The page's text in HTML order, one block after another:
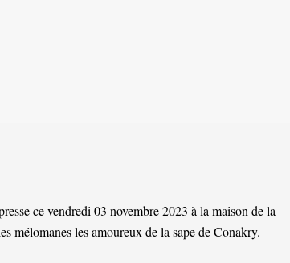
ce vendredi 03 novembre 2023 à la maison de la
mélomanes les amoureux de la sape de Conakry.